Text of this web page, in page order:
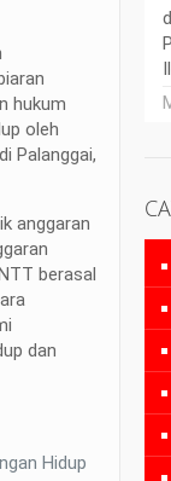
hukum
oleh
Palanggai,
anggaran
berasal
dan
Hidup